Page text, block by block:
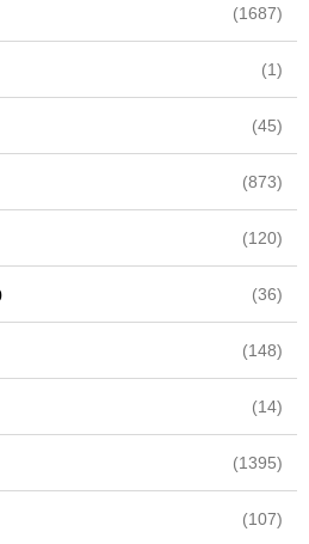
(1687)
(1)
(45)
(873)
(120)
(36)
(148)
(14)
(1395)
(107)